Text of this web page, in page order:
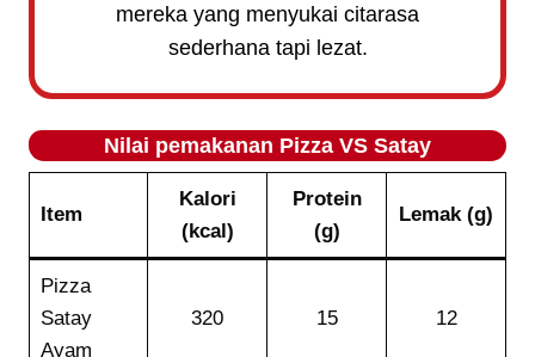
mereka yang menyukai citarasa
sederhana tapi lezat.
Nilai pemakanan Pizza VS Satay
Item
Kalori
(kcal)
Protein
(g)
Lemak (g)
Pizza
Satay
Ayam
320 15 12